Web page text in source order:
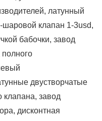
латунный
шаровой клапан 1-3usd,
бабочки, завод
двустворчатые
клапана, завод
дисконтная